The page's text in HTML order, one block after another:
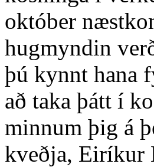
október
hugmyndin
þú kynnt hana
að taka þátt í
minnum þig á
kveðja, Eiríkur